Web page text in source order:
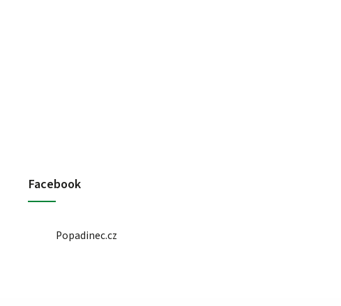
Facebook
Popadinec.cz